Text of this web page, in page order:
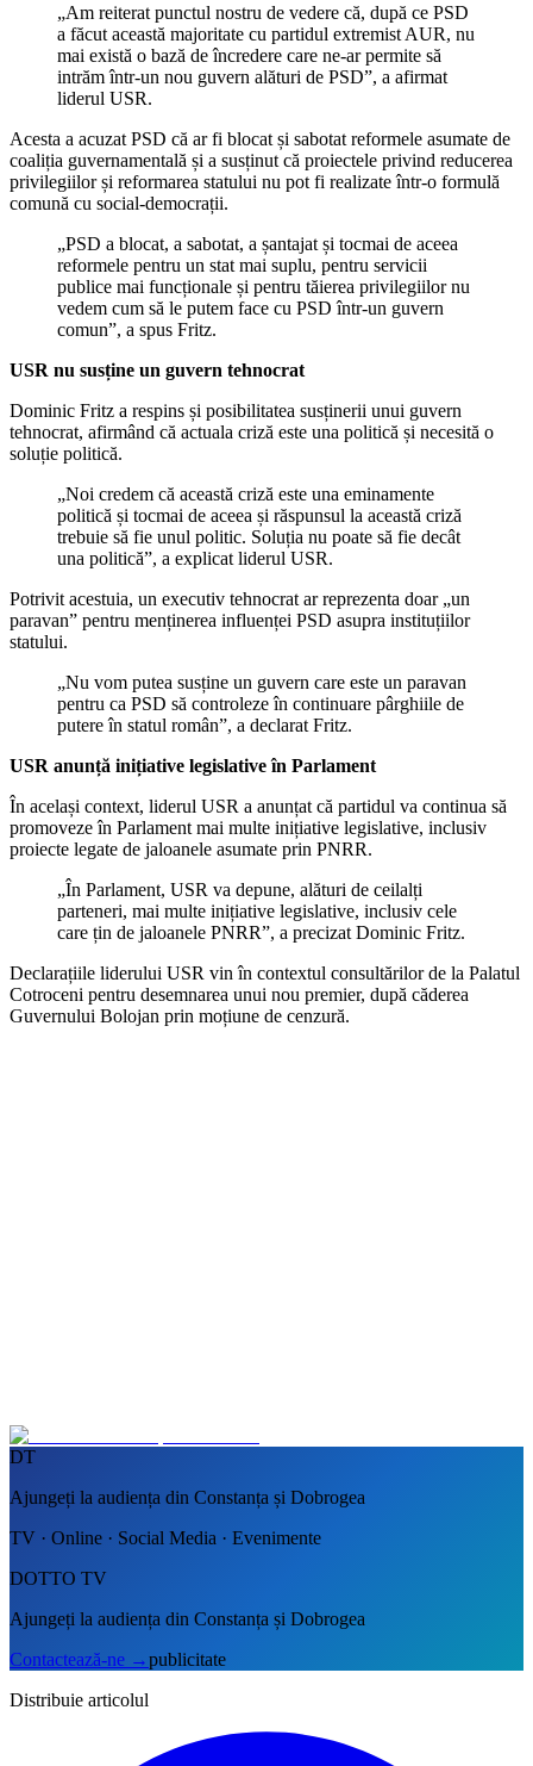
„Am reiterat punctul nostru de vedere că, după ce PSD
a făcut această majoritate cu partidul extremist AUR, nu
mai există o bază de încredere care ne-ar permite să
intrăm într-un nou guvern alături de PSD”, a afirmat
liderul USR.
Acesta a acuzat PSD că ar fi blocat și sabotat reformele asumate de
coaliția guvernamentală și a susținut că proiectele privind reducerea
privilegiilor și reformarea statului nu pot fi realizate într-o formulă
comună cu social-democrații.
„PSD a blocat, a sabotat, a șantajat și tocmai de aceea
reformele pentru un stat mai suplu, pentru servicii
publice mai funcționale și pentru tăierea privilegiilor nu
vedem cum să le putem face cu PSD într-un guvern
comun”, a spus Fritz.
USR nu susține un guvern tehnocrat
Dominic Fritz a respins și posibilitatea susținerii unui guvern
tehnocrat, afirmând că actuala criză este una politică și necesită o
soluție politică.
„Noi credem că această criză este una eminamente
politică și tocmai de aceea și răspunsul la această criză
trebuie să fie unul politic. Soluția nu poate să fie decât
una politică”, a explicat liderul USR.
Potrivit acestuia, un executiv tehnocrat ar reprezenta doar „un
paravan” pentru menținerea influenței PSD asupra instituțiilor
statului.
„Nu vom putea susține un guvern care este un paravan
pentru ca PSD să controleze în continuare pârghiile de
putere în statul român”, a declarat Fritz.
USR anunță inițiative legislative în Parlament
În același context, liderul USR a anunțat că partidul va continua să
promoveze în Parlament mai multe inițiative legislative, inclusiv
proiecte legate de jaloanele asumate prin PNRR.
„În Parlament, USR va depune, alături de ceilalți
parteneri, mai multe inițiative legislative, inclusiv cele
care țin de jaloanele PNRR”, a precizat Dominic Fritz.
Declarațiile liderului USR vin în contextul consultărilor de la Palatul
Cotroceni pentru desemnarea unui nou premier, după căderea
Guvernului Bolojan prin moțiune de cenzură.
DT
Ajungeți la audiența din Constanța și Dobrogea
TV · Online · Social Media · Evenimente
DOTTO TV
Ajungeți la audiența din Constanța și Dobrogea
Contactează-ne →publicitate
Distribuie articolul